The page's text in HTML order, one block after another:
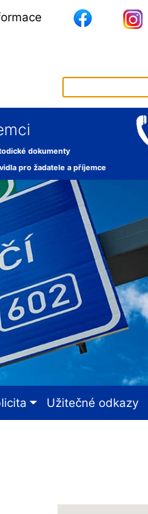
dokumenty
pro žadatele a příjemce
Užitečné odkazy